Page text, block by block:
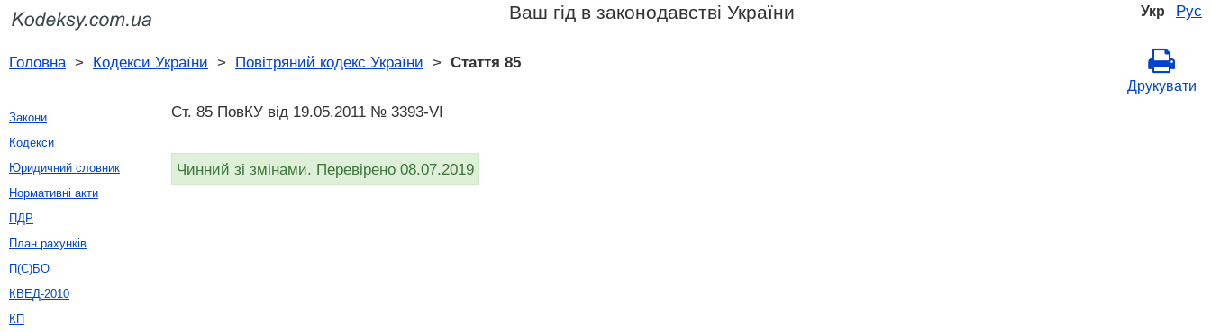
Укр Рус
Ваш гід в законодавстві України
Головна> Кодекси України > Повітряний кодекс України > Стаття 85
Друкувати
Ст. 85 ПовКУ від 19.05.2011 № 3393-VI
Чинний зі змінами. Перевірено 08.07.2019
Закони
Кодекси
Юридичний словник
Нормативні акти
ПДР
План рахунків
П(С)БО
КВЕД-2010
КП